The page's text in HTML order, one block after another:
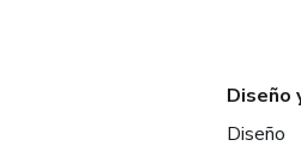
Diseño
Diseño